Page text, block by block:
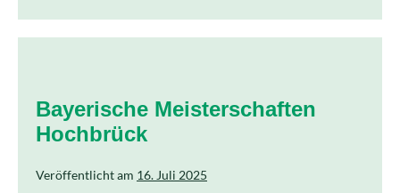
Bayerische Meisterschaften
Hochbrück
Veröffentlicht am 16. Juli 2025